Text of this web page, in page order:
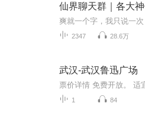
仙界聊天群｜各大
2347 28.6万
武汉-武汉鲁迅广场
1 84